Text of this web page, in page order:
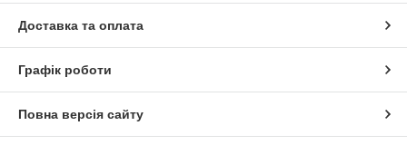
Доставка та оплата
Графік роботи
Повна версія сайту